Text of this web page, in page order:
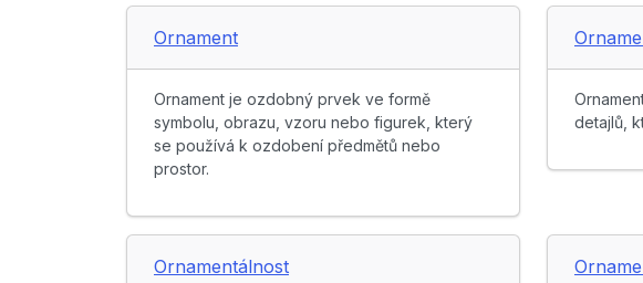
Ornament
Ornament je ozdobný prvek ve formě
symbolu, obrazu, vzoru nebo figurek, který
se používá k ozdobení předmětů nebo
prostor.
detajlů,
Ornamentálnost